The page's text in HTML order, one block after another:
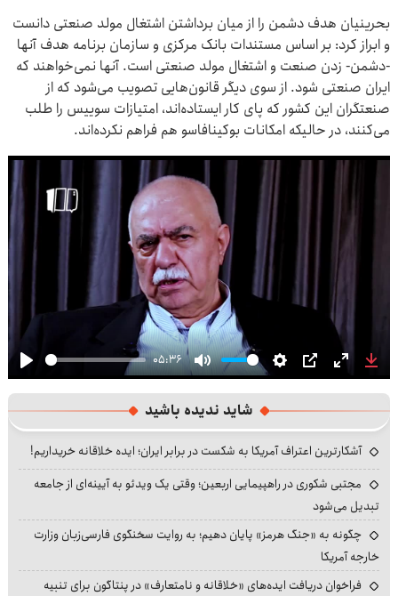
بحرینیان هدف دشمن را از میان برداشتن اشتغال مولد صنعتی دانست
و ابراز کرد: بر اساس مستندات بانک مرکزی و سازمان برنامه هدف آنها
-دشمن- زدن صنعت و اشتغال مولد صنعتی است. آنها نمی‌خواهند که
ایران صنعتی شود. از سوی دیگر قانون‌هایی تصویب می‌شود که از
صنعتگران این کشور که پای کار ایستاده‌اند، امتیازات سوییس را طلب
می‌کنند، در حالیکه امکانات بوکینافاسو هم فراهم نکرده‌اند.
Play
05:36
Mute Settings
PIP Enter
شاید ندیده باشید
آشکارترین اعتراف آمریکا به شکست در برابر ایران؛ ایده خلاقانه خریداریم!
مجتبی شکوری در راهپیمایی اربعین؛ وقتی یک ویدئو به آیینه‌ای از جامعه
تبدیل می‌شود
چگونه به «جنگ هرمز» پایان دهیم؛ به روایت سخنگوی فارسی‌زبان وزارت
خارجه آمریکا
فراخوان دریافت ایده‌های «خلاقانه و نامتعارف» در پنتاگون برای تنبیه